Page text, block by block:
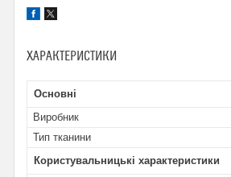
ХАРАКТЕРИСТИКИ
Основні
Виробник
Тип тканини
Користувальницькі характеристики